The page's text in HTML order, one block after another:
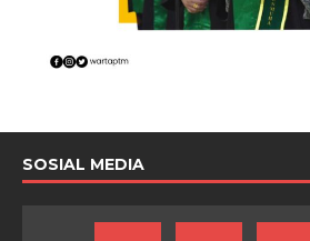
SOSIAL MEDIA